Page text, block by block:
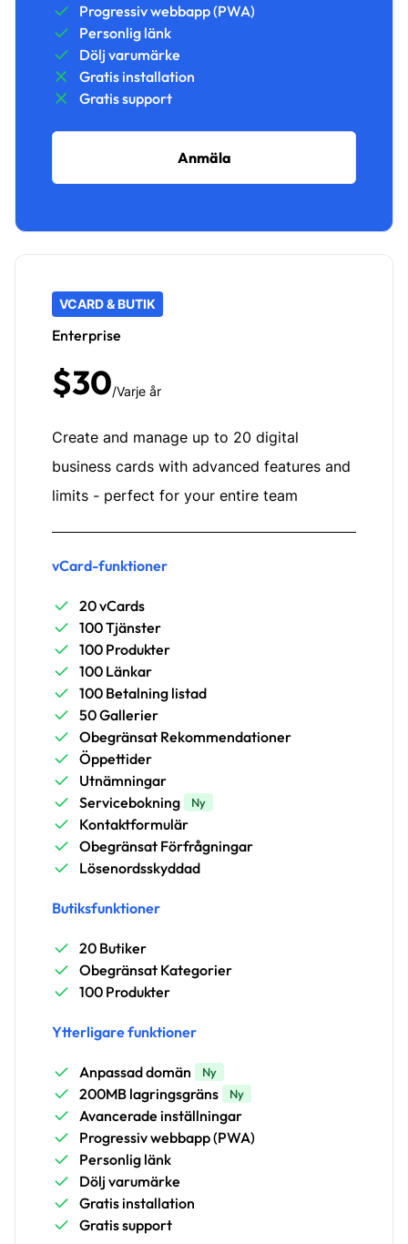
Progressiv webbapp (PWA)
Personlig länk
Dölj varumärke
Gratis installation
Gratis support
Anmäla
VCARD & BUTIK
Enterprise
$30/Varje år
Create and manage up to 20 digital
business cards with advanced features and
limits - perfect for your entire team
vCard-funktioner
20 vCards
100 Tjänster
100 Produkter
100 Länkar
100 Betalning listad
50 Gallerier
Obegränsat Rekommendationer
Öppettider
Utnämningar
Servicebokning
Ny
Kontaktformulär
Obegränsat Förfrågningar
Lösenordsskyddad
Butiksfunktioner
20 Butiker
Obegränsat Kategorier
100 Produkter
Ytterligare funktioner
Anpassad domän Ny
200MB lagringsgräns Ny
Avancerade inställningar
Progressiv webbapp (PWA)
Personlig länk
Dölj varumärke
Gratis installation
Gratis support